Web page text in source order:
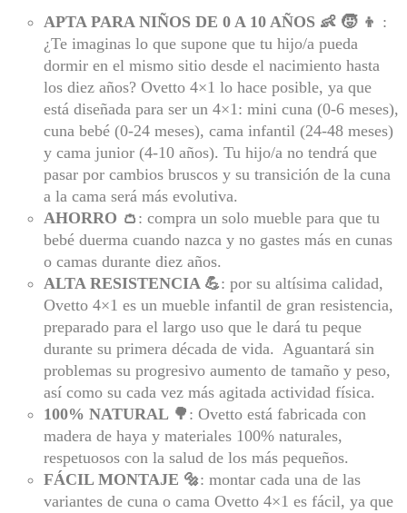
APTA PARA NIÑOS DE 0 A 10 AÑOS 👶 🧒 👦 :
¿Te imaginas lo que supone que tu hijo/a pueda
dormir en el mismo sitio desde el nacimiento hasta
los diez años? Ovetto 4×1 lo hace posible, ya que
está diseñada para ser un 4×1: mini cuna (0-6 meses),
cuna bebé (0-24 meses), cama infantil (24-48 meses)
y cama junior (4-10 años). Tu hijo/a no tendrá que
pasar por cambios bruscos y su transición de la cuna
a la cama será más evolutiva.
AHORRO 👛 : compra un solo mueble para que tu
bebé duerma cuando nazca y no gastes más en cunas
o camas durante diez años.
ALTA RESISTENCIA 💪: por su altísima calidad,
Ovetto 4×1 es un mueble infantil de gran resistencia,
preparado para el largo uso que le dará tu peque
durante su primera década de vida. Aguantará sin
problemas su progresivo aumento de tamaño y peso,
así como su cada vez más agitada actividad física.
100% NATURAL 🌳 : Ovetto está fabricada con
madera de haya y materiales 100% naturales,
respetuosos con la salud de los más pequeños.
FÁCIL MONTAJE 🔩: montar cada una de las
variantes de cuna o cama Ovetto 4×1 es fácil, ya que